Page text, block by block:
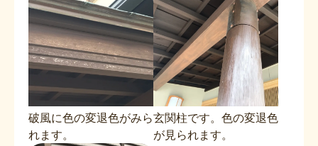
破風に色の変退色がみら
れます。
玄関柱です。色の変退色
が見られます。